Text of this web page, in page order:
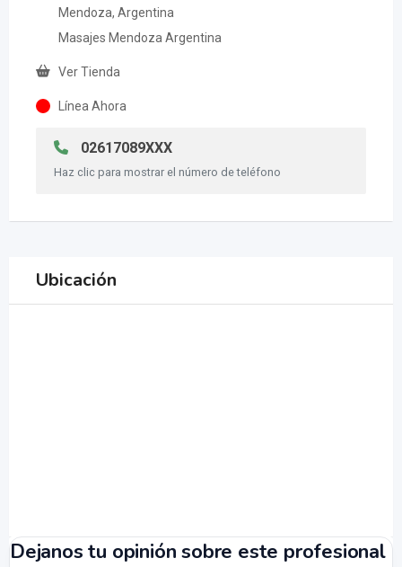
Mendoza, Argentina
Masajes Mendoza Argentina
Ver Tienda
Línea Ahora
02617089XXX
Haz clic para mostrar el número de teléfono
Ubicación
Dejanos tu opinión sobre este profesional